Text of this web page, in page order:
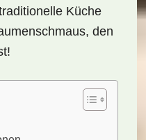
Küche
den